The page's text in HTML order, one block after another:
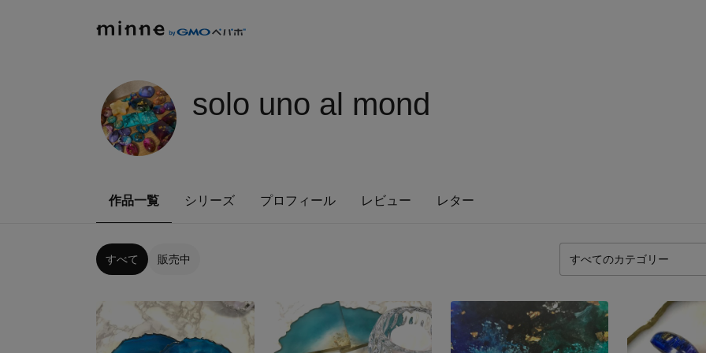
solo uno al mond
作品一覧 シリーズ プロフィール レビュー レター
すべて 販売中